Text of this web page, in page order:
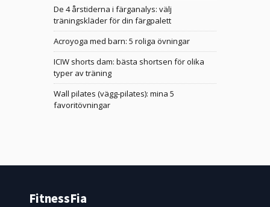
De 4 årstiderna i färganalys: välj
träningskläder för din färgpalett
Acroyoga med barn: 5 roliga övningar
ICIW shorts dam: bästa shortsen för olika
typer av träning
Wall pilates (vägg-pilates): mina 5
favoritövningar
FitnessFia